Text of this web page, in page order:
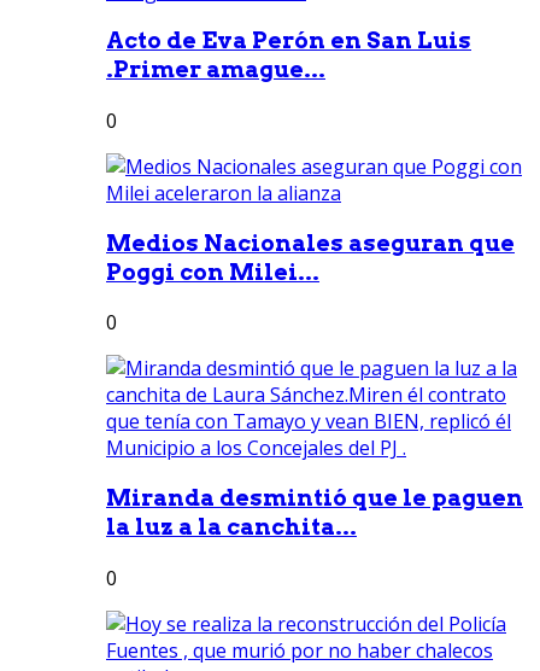
Acto de Eva Perón en San Luis
.Primer amague...
0
Medios Nacionales aseguran que
Poggi con Milei...
0
Miranda desmintió que le paguen
la luz a la canchita...
0